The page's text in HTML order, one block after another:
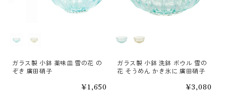
カラー
ガラス製 小鉢 薬味皿 雪の花 の
ぞき 廣田硝子
通
¥1,650
カラー
ガラス製 小鉢 洗鉢 ボウル 雪の
花 そうめん かき氷に 廣田硝子
通
¥3,080